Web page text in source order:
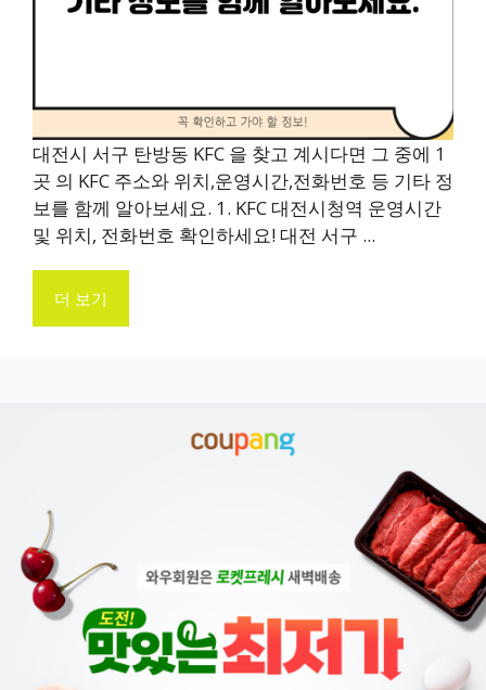
대전시 서구 탄방동 KFC 을 찾고 계시다면 그 중에 1
곳 의 KFC 주소와 위치,운영시간,전화번호 등 기타 정
보를 함께 알아보세요. 1. KFC 대전시청역 운영시간
및 위치, 전화번호 확인하세요! 대전 서구 ...
더 보기